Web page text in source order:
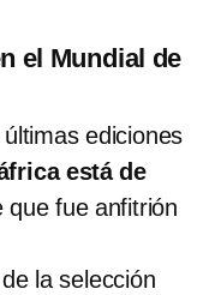
el Mundial de
ediciones
está de
fue anfitrión
la selección